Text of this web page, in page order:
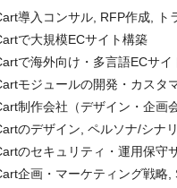
導入コンサル, RFP作成, ト
で大規模ECサイト構築
で海外向け・多言語ECサイ
モジュールの開発・カスタ
制作会社（デザイン・企画
のデザイン, ペルソナ/シナ
のセキュリティ・運用保守
企画・マーケティング戦略,